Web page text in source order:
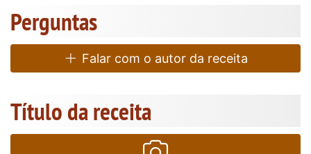
Perguntas
Falar com o autor da receita
Título da receita